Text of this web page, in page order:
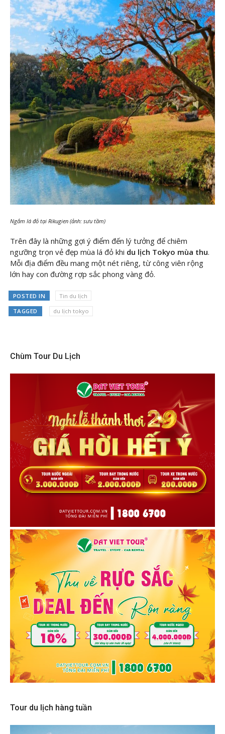
Ngắm lá đỏ tại Rikugien (ảnh: sưu tầm)
Trên đây là những gợi ý điểm đến lý tưởng để chiêm
ngưỡng trọn vẻ đẹp mùa lá đỏ khi du lịch Tokyo mùa thu.
Mỗi địa điểm đều mang một nét riêng, từ công viên rộng
lớn hay con đường rợp sắc phong vàng đỏ.
POSTED IN Tin du lịch
TAGGED du lịch tokyo
Chùm Tour Du Lịch
Tour du lịch hàng tuần